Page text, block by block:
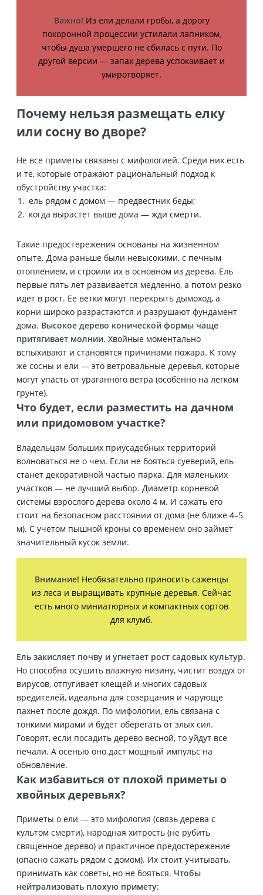
Важно! Из ели делали гробы, а дорогу
похоронной процессии устилали лапником,
чтобы душа умершего не сбилась с пути. По
другой версии — запах дерева успокаивает и
умиротворяет.
Почему нельзя размещать елку
или сосну во дворе?
Не все приметы связаны с мифологией. Среди них есть
и те, которые отражают рациональный подход к
обустройству участка:
ель рядом с домом — предвестник беды;
когда вырастет выше дома — жди смерти.
Такие предостережения основаны на жизненном
опыте. Дома раньше были невысокими, с печным
отоплением, и строили их в основном из дерева. Ель
первые пять лет развивается медленно, а потом резко
идет в рост. Ее ветки могут перекрыть дымоход, а
корни широко разрастаются и разрушают фундамент
дома. Высокое дерево конической формы чаще
притягивает молнии. Хвойные моментально
вспыхивают и становятся причинами пожара. К тому
же сосны и ели — это ветровальные деревья, которые
могут упасть от ураганного ветра (особенно на легком
грунте).
Что будет, если разместить на дачном
или придомовом участке?
Владельцам больших приусадебных территорий
волноваться не о чем. Если не бояться суеверий, ель
станет декоративной частью парка. Для маленьких
участков — не лучший выбор. Диаметр корневой
системы взрослого дерева около 4 м. И сажать его
стоит на безопасном расстоянии от дома (не ближе 4–5
м). С учетом пышной кроны со временем оно займет
значительный кусок земли.
Внимание! Необязательно приносить саженцы
из леса и выращивать крупные деревья. Сейчас
есть много миниатюрных и компактных сортов
для клумб.
Ель закисляет почву и угнетает рост садовых культур.
Но способна осушить влажную низину, чистит воздух от
вирусов, отпугивает клещей и многих садовых
вредителей, идеальна для созерцания и чарующе
пахнет после дождя. По мифологии, ель связана с
тонкими мирами и будет оберегать от злых сил.
Говорят, если посадить дерево весной, то уйдут все
печали. А осенью оно даст мощный импульс на
обновление.
Как избавиться от плохой приметы о
хвойных деревьях?
Приметы о ели — это мифология (связь дерева с
культом смерти), народная хитрость (не рубить
священное дерево) и практичное предостережение
(опасно сажать рядом с домом). Их стоит учитывать,
принимать как советы, но не бояться. Чтобы
нейтрализовать плохую примету: